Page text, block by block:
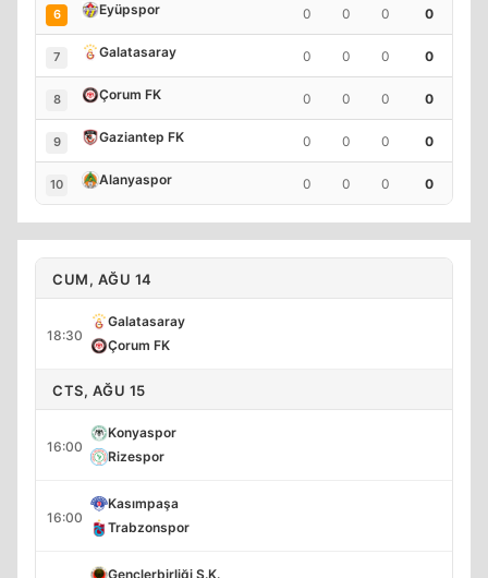
6 Eyüpspor 0 0 0 0
7 Galatasaray 0 0 0 0
8 Çorum FK 0 0 0 0
9 Gaziantep FK 0 0 0 0
10 Alanyaspor 0 0 0 0
CUM, AĞU 14
18:30
Galatasaray
Çorum FK
CTS, AĞU 15
16:00
Konyaspor
Rizespor
16:00
Kasımpaşa
Trabzonspor
Gençlerbirliği S.K.